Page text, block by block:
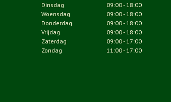
Dinsdag
09:00 - 18:00
Woensdag
09:00 - 18:00
Donderdag
09:00 - 18:00
Vrijdag
09:00 - 18:00
Zaterdag
09:00 - 17:00
Zondag
11:00 - 17:00